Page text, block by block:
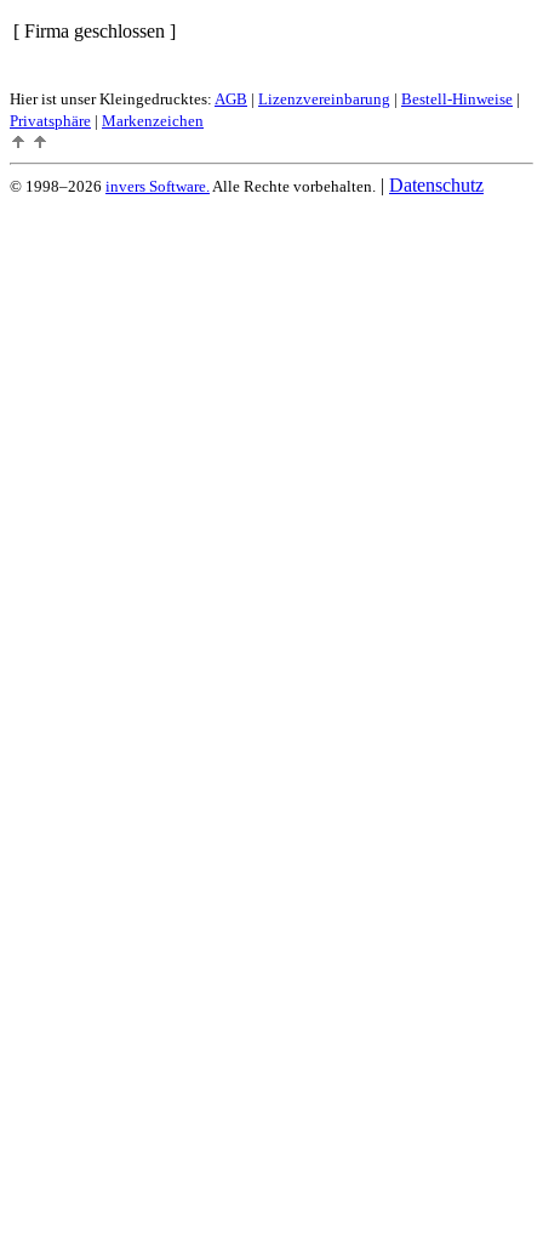
[ Firma geschlossen ]
Hier ist unser Kleingedrucktes: AGB | Lizenzvereinbarung | Bestell-Hinweise |
Privatsphäre | Markenzeichen
© 1998–2026 invers Software. Alle Rechte vorbehalten. | Datenschutz